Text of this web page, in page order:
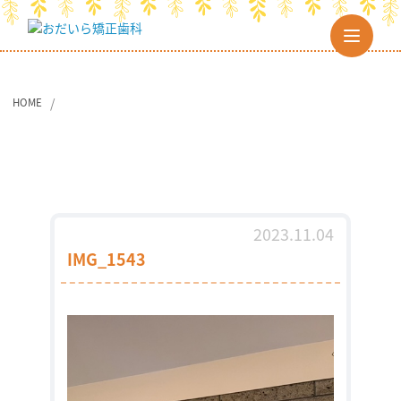
HOME
2023.11.04
IMG_1543